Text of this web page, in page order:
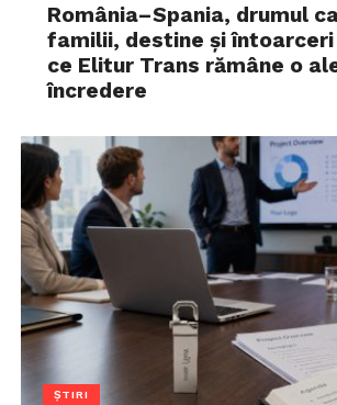
România–Spania, drumul
familii, destine și întoarceri
ce Elitur Trans rămâne o
încredere
ȘTIRI